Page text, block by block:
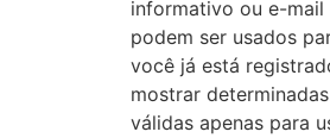
informativo ou e-mail
podem ser usados
você já está
mostrar
válidas apenas para